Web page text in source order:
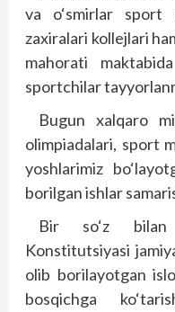
va o‘smirlar sport
zaxiralari kollejlari
mahorati
sportchilar
Bugun xalqaro
olimpiadalari, sport
yoshlarimiz
borilgan ishlar
Bir so‘z bilan
Konstitutsiyasi
olib borilayotgan
bosqichga